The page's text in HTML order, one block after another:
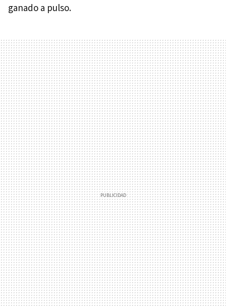
ganado a pulso.